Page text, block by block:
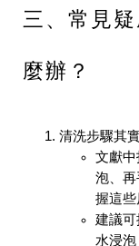
三、常見
麼辦？
清洗步驟其
文獻
泡、
握這些
建議
水浸泡